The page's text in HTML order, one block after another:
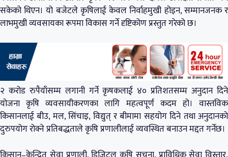
सकेको थिएन। यो बजेटले कृषिलाई केवल निर्वाहमुखी होइन, सम्मानजनक र
लाभमुखी व्यवसायका रूपमा विकास गर्ने दृष्टिकोण प्रस्तुत गरेको छ।
२ करोड रुपैयाँसम्म लगानी गर्ने कृषकलाई ४० प्रतिशतसम्म अनुदान दिने
योजना कृषि व्यवसायीकरणका लागि महत्वपूर्ण कदम हो। वास्तविक
किसानलाई बीउ, मल, सिंचाइ, विद्युत् र बीमामा सहयोग दिने तथा अनुदानको
दुरुपयोग रोक्ने प्रतिबद्धताले कृषि प्रणालीलाई व्यवस्थित बनाउन मद्दत गर्नेछ।